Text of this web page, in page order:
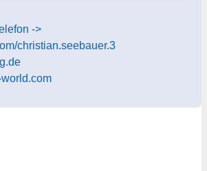
->
christian.seebauer.3